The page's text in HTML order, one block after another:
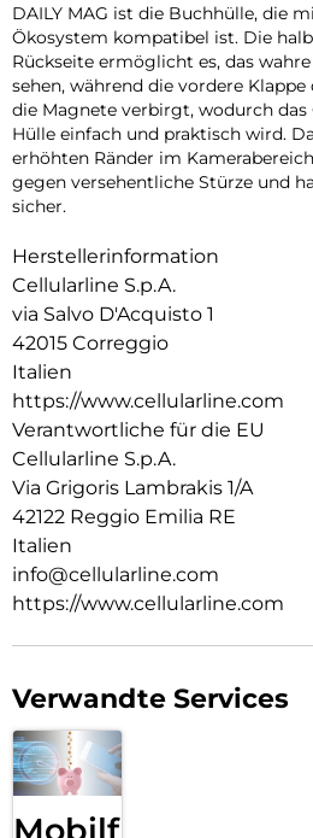
DAILY MAG ist die Buchhülle, die
Ökosystem kompatibel ist. Die
Rückseite ermöglicht es, das
sehen, während die vordere
die Magnete verbirgt, wodurch das
Hülle einfach und praktisch wird.
erhöhten Ränder im
gegen versehentliche Stürze und
sicher.
Herstellerinformation
Cellularline S.p.A.
via Salvo D'Acquisto 1
42015 Correggio
Italien
https://www.cellularline.com
Verantwortliche für die EU
Cellularline S.p.A.
Via Grigoris Lambrakis 1/A
42122 Reggio Emilia RE
Italien
info@cellularline.com
https://www.cellularline.com
Verwandte Services